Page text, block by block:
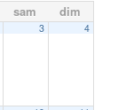
sam dim
3 4